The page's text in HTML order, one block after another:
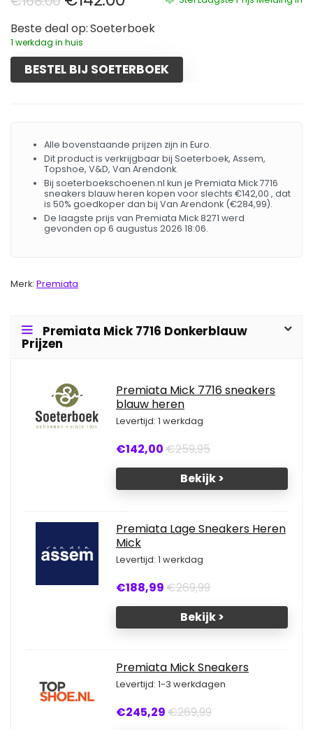
Beste deal op: Soeterboek
1 werkdag in huis
BESTEL BIJ SOETERBOEK
Alle bovenstaande prijzen zijn in Euro.
Dit product is verkrijgbaar bij Soeterboek, Assem,
Topshoe, V&D, Van Arendonk.
Bij soeterboekschoenen.nl kun je Premiata Mick 7716
sneakers blauw heren kopen voor slechts €142,00 , dat
is 50% goedkoper dan bij Van Arendonk (€284,99).
De laagste prijs van Premiata Mick 8271 werd
gevonden op 6 augustus 2026 18:06.
Merk: Premiata
Premiata Mick 7716 Donkerblauw
Prijzen
Premiata Mick 7716 sneakers
blauw heren
Levertijd: 1 werkdag
€142,00€259,95
Bekijk >
Premiata Lage Sneakers Heren
Mick
Levertijd: 1 werkdag
€188,99€269,99
Bekijk >
Premiata Mick Sneakers
Levertijd: 1-3 werkdagen
€245,29€269,99